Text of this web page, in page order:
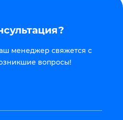
менеджер свяжется с
вопросы!